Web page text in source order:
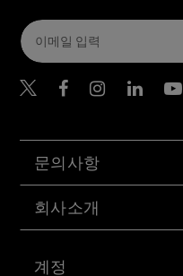
계정
문의사항
회사소개
Belkin Twitter